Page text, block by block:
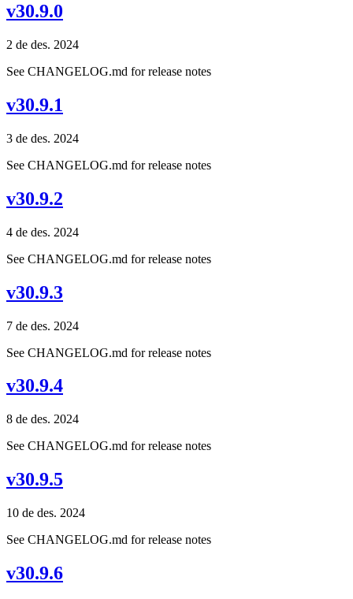
v30.9.0
2 de des. 2024
See CHANGELOG.md for release notes
v30.9.1
3 de des. 2024
See CHANGELOG.md for release notes
v30.9.2
4 de des. 2024
See CHANGELOG.md for release notes
v30.9.3
7 de des. 2024
See CHANGELOG.md for release notes
v30.9.4
8 de des. 2024
See CHANGELOG.md for release notes
v30.9.5
10 de des. 2024
See CHANGELOG.md for release notes
v30.9.6